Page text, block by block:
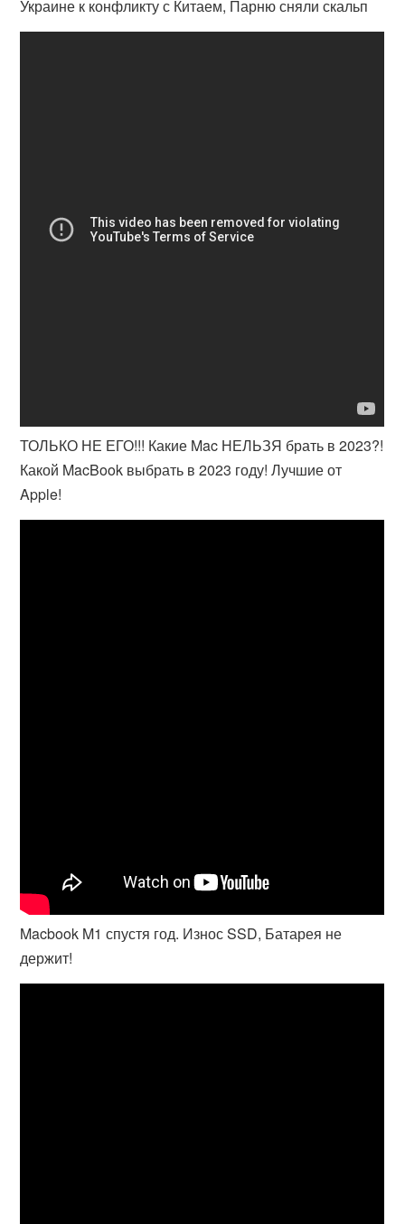
Украине к конфликту с Китаем, Парню сняли скальп
ТОЛЬКО НЕ ЕГО!!! Какие Mac НЕЛЬЗЯ брать в 2023?!
Какой MacBook выбрать в 2023 году! Лучшие от
Apple!
Macbook M1 спустя год. Износ SSD, Батарея не
держит!